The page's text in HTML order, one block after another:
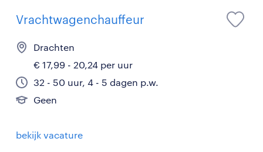
Vrachtwagenchauffeur
Drachten
€ 17,99 - 20,24 per uur
32 - 50 uur, 4 - 5 dagen p.w.
Geen
bekijk vacature